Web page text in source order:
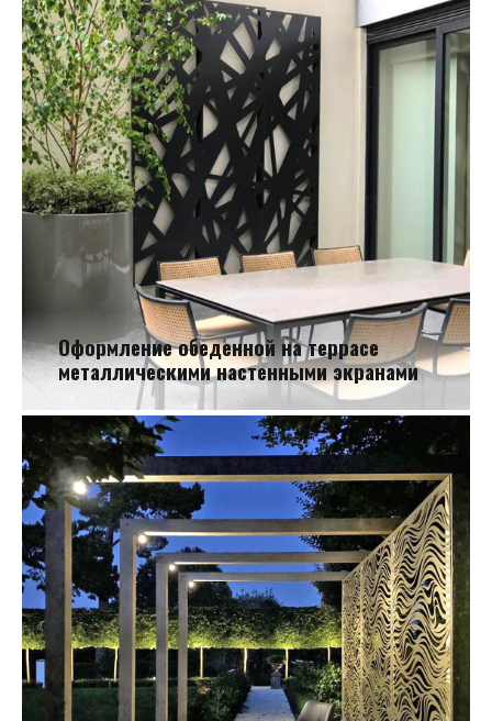
Оформление обеденной на террасе металлическими настенными
экранами
Оформление обеденной на террасе
металлическими настенными экранами